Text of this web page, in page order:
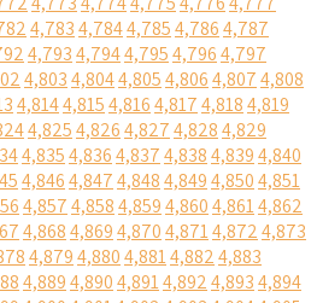
4,7834,7844,7854,7864,787
4,7934,7944,7954,7964,797
4,8034,8044,8054,8064,8074,808
4,8144,8154,8164,8174,8184,819
4,8254,8264,8274,8284,829
4,8354,8364,8374,8384,8394,840
4,8464,8474,8484,8494,8504,851
4,8574,8584,8594,8604,8614,862
4,8684,8694,8704,8714,8724,873
4,8794,8804,8814,8824,883
4,8894,8904,8914,8924,8934,894